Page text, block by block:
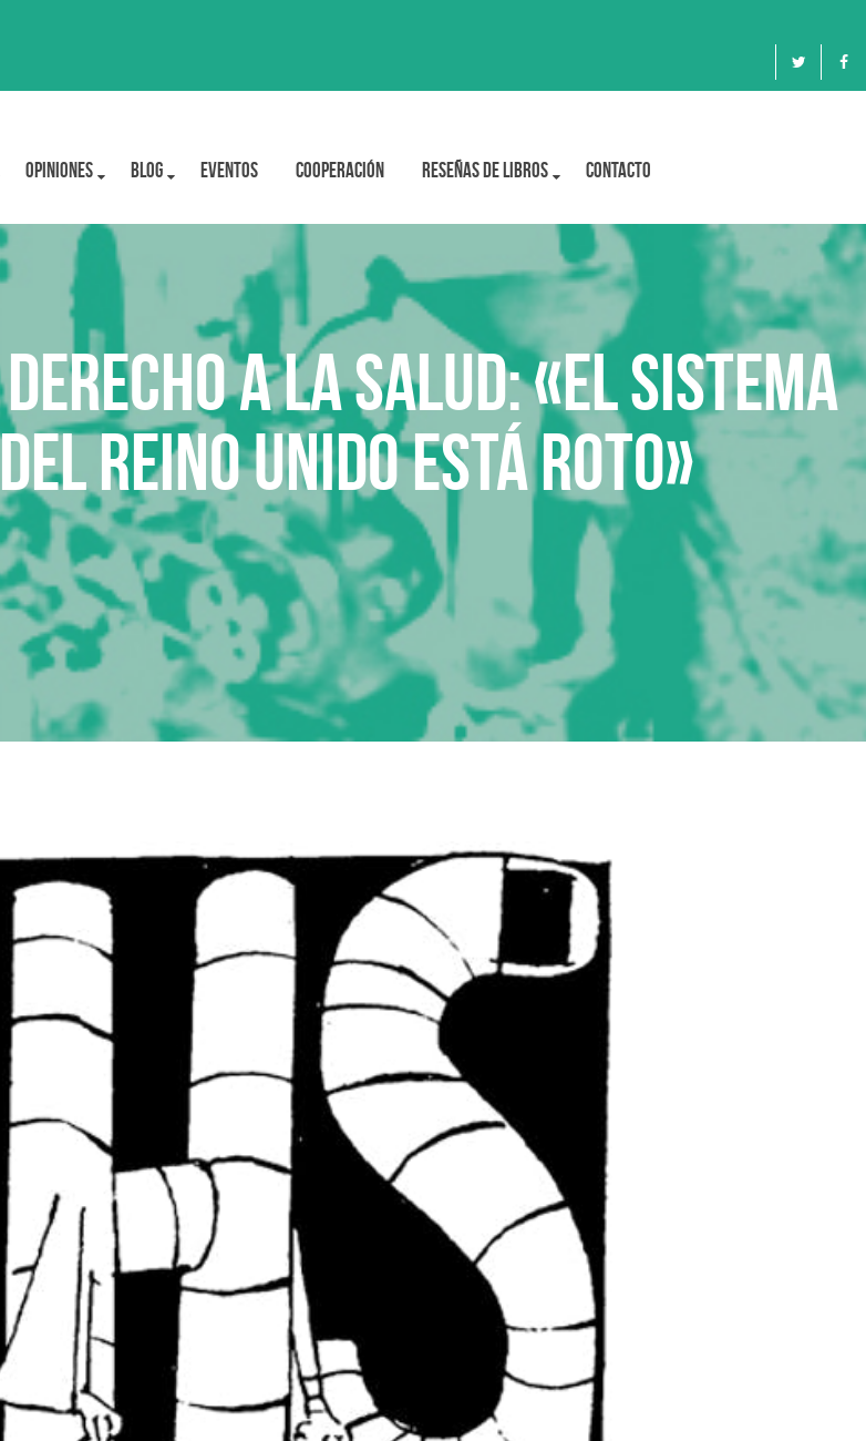
OPINIONES BLOG Eventos Cooperación Reseñas de libros Contacto
a la Salud: «El sistema
Reino Unido está roto»